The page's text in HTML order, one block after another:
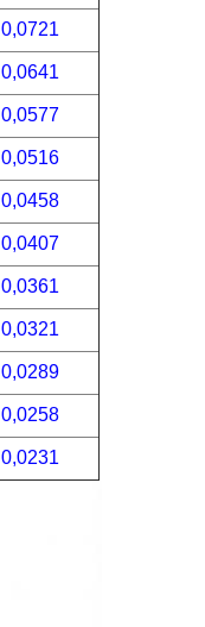
0,0721
0,0641
0,0577
0,0516
0,0458
0,0407
0,0361
0,0321
0,0289
0,0258
0,0231